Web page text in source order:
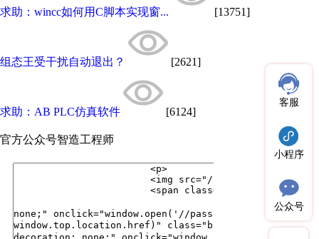
求助：wincc如何用C脚本实现窗... [13751]
组态王受干扰自动退出？ [2621]
求助：AB PLC仿真软件 [6124]
官方公众号智造工程师
客服
小程序
公众号